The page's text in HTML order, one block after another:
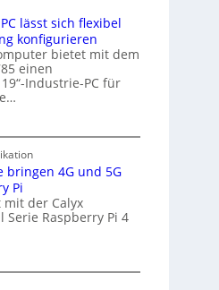
c
h
i
t
e
r
s
i
c
a
I
a
n
d
E
lässt sich flexibel
konfigurieren
bietet mit dem
einen
Industrie-PC für
4G und 5G
Pi
der Calyx
Serie Raspberry Pi 4